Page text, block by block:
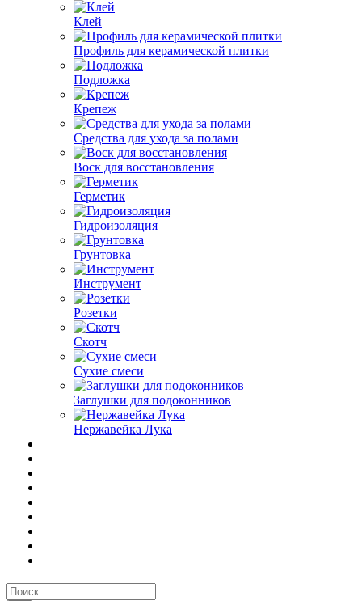
Клей
Профиль для керамической плитки
Подложка
Крепеж
Средства для ухода за полами
Воск для восстановления
Герметик
Гидроизоляция
Грунтовка
Инструмент
Розетки
Скотч
Сухие смеси
Заглушки для подоконников
Нержавейка Лука